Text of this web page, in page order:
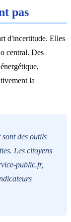
pas
d'incertitude. Elles
central. Des
la
des outils
Les citoyens
public.fr,